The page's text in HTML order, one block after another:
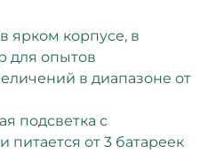
ярком корпусе, в
для опытов
в диапазоне от
подсветка с
питается от 3 батареек